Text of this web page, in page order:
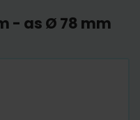
- as Ø 78 mm